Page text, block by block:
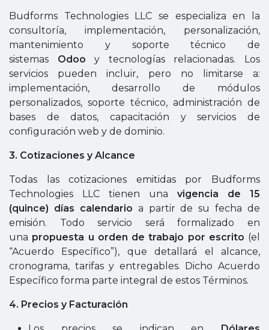
Budforms Technologies LLC se especializa en la
consultoría, implementación, personalización,
mantenimiento y soporte técnico de
sistemas Odoo y tecnologías relacionadas. Los
servicios pueden incluir, pero no limitarse a:
implementación, desarrollo de módulos
personalizados, soporte técnico, administración de
bases de datos, capacitación y servicios de
configuración web y de dominio.
3. Cotizaciones y Alcance
Todas las cotizaciones emitidas por Budforms
Technologies LLC tienen una vigencia de 15
(quince) días calendario a partir de su fecha de
emisión. Todo servicio será formalizado en
una propuesta u orden de trabajo por escrito (el
“Acuerdo Específico”), que detallará el alcance,
cronograma, tarifas y entregables. Dicho Acuerdo
Específico forma parte integral de estos Términos.
4. Precios y Facturación